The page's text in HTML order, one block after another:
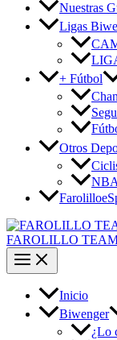
Nuestras
Ligas
+ Fútbol
Otros
NBA
FAROLILLO
Inicio
Biwenger
¿Lo